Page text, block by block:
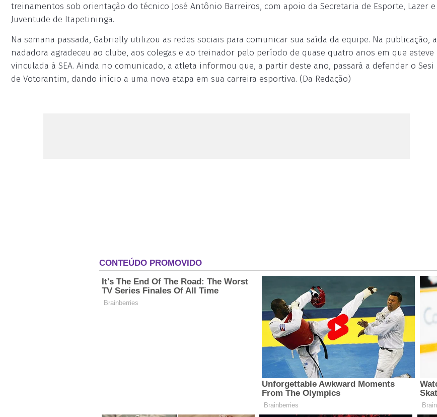
treinamentos sob orientação do técnico José Antônio Barreiros, com apoio da Secretaria de Esporte, Lazer e
Juventude de Itapetininga.
Na semana passada, Gabrielly utilizou as redes sociais para comunicar sua saída da equipe. Na publicação, a
nadadora agradeceu ao clube, aos colegas e ao treinador pelo período de quase quatro anos em que esteve
vinculada à SEA. Ainda no comunicado, a atleta informou que, a partir deste ano, passará a defender o Sesi
de Votorantim, dando início a uma nova etapa em sua carreira esportiva. (Da Redação)